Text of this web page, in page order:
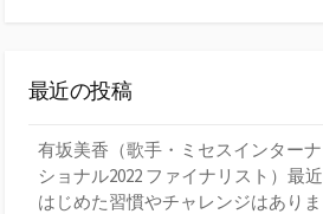
最近の投稿
有坂美香（歌手・ミセスインターナ
ショナル2022 ファイナリスト）最近
はじめた習慣やチャレンジはありま